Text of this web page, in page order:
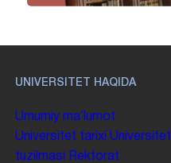
UNIVERSITET HAQIDA
Umumiy maʼlumot
Universitet tarixi Universitet
tuzilmasi Rektorat